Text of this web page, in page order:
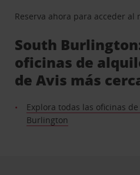
Reserva ahora para acceder al
South
oficinas de
de Avis más
Explora todas las oficinas
Burlington